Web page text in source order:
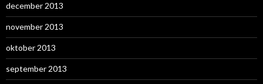
december 2013
november 2013
oktober 2013
september 2013